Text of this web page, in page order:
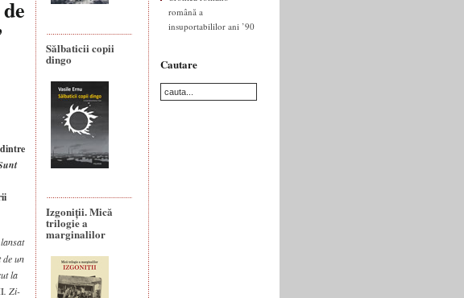
un
la
. Zi-
Sălbaticii copii
dingo
Izgoniții. Mică
trilogie a
marginalilor
română a
insuportabililor ani ’90
Cautare